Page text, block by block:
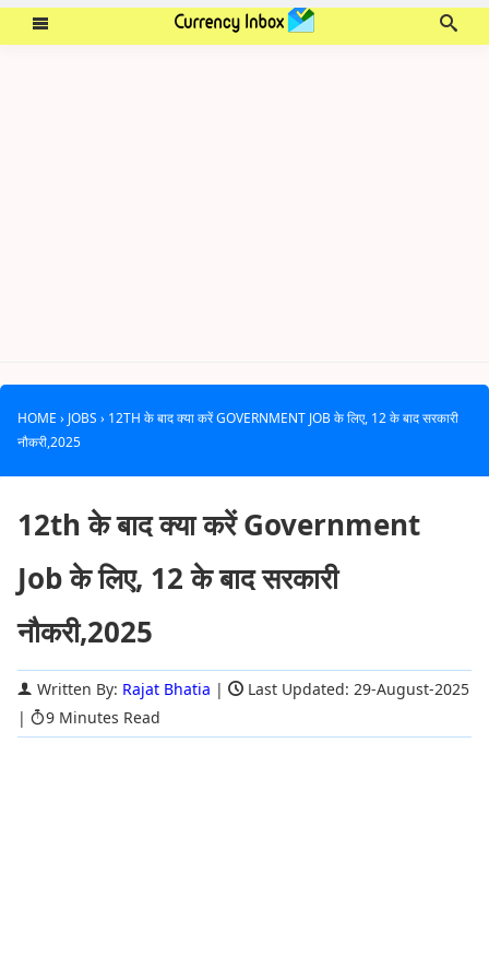
HOME › JOBS › 12TH के बाद क्या करें GOVERNMENT JOB के लिए, 12 के बाद सरकारी
नौकरी,2025
12th के बाद क्या करें Government
Job के लिए, 12 के बाद सरकारी
नौकरी,2025
Written By: Rajat Bhatia |
Last Updated: 29-August-2025
|
9 Minutes Read